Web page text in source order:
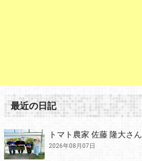
最近の日記
トマト農家 佐藤 隆大さん
2026年08月07日